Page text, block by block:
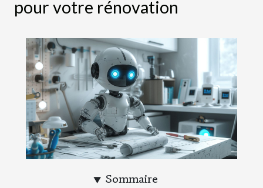
pour votre rénovation
Sommaire